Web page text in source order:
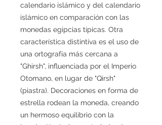
calendario islámico y del calendario
islámico en comparación con las
monedas egipcias típicas. Otra
característica distintiva es el uso de
una ortografía más cercana a
"Ghirsh", influenciada por el Imperio
Otomano, en lugar de "Qirsh"
(piastra). Decoraciones en forma de
estrella rodean la moneda, creando
un hermoso equilibrio con la